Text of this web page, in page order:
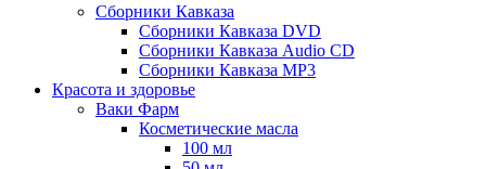
Сборники Кавказа
Сборники Кавказа DVD
Сборники Кавказа Audio CD
Сборники Кавказа MP3
Красота и здоровье
Ваки Фарм
Косметические масла
100 мл